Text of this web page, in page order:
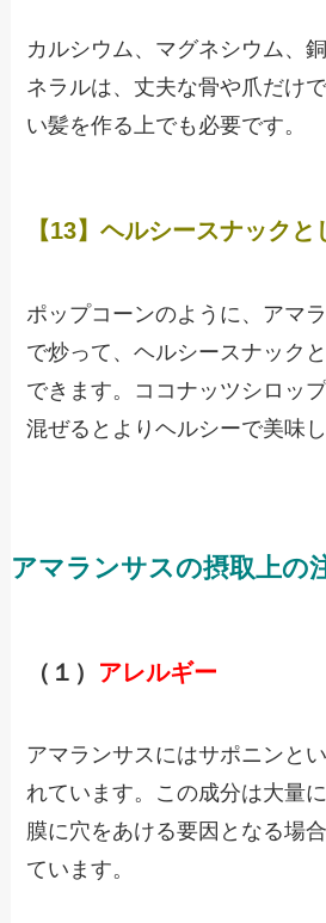
カルシウム、マグネシウム、
ネラルは、丈夫な骨や爪だけ
い髪を作る上でも必要です。
【13】ヘルシースナックと
ポップコーンのように、アマ
で炒って、ヘルシースナック
できます。ココナッツシロッ
混ぜるとよりヘルシーで美味し
アマランサスの摂取上の
（１） アレルギー
アマランサスにはサポニンと
れています。この成分は大量
膜に穴をあける要因となる場
ています。